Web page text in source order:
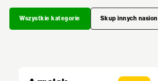
Wszystkie kategorie Skup innych nasion